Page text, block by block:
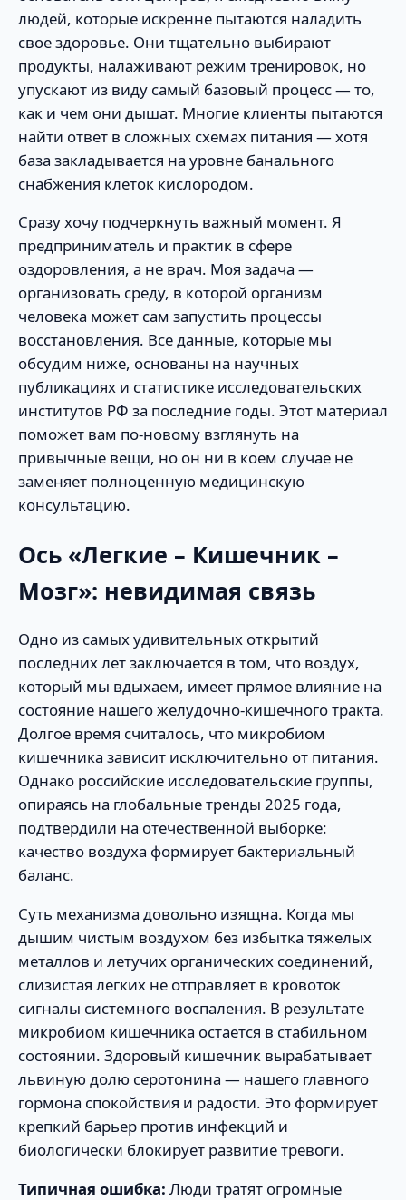
людей, которые искренне пытаются наладить
свое здоровье. Они тщательно выбирают
продукты, налаживают режим тренировок, но
упускают из виду самый базовый процесс — то,
как и чем они дышат. Многие клиенты пытаются
найти ответ в сложных схемах питания — хотя
база закладывается на уровне банального
снабжения клеток кислородом.
Сразу хочу подчеркнуть важный момент. Я
предприниматель и практик в сфере
оздоровления, а не врач. Моя задача —
организовать среду, в которой организм
человека может сам запустить процессы
восстановления. Все данные, которые мы
обсудим ниже, основаны на научных
публикациях и статистике исследовательских
институтов РФ за последние годы. Этот материал
поможет вам по-новому взглянуть на
привычные вещи, но он ни в коем случае не
заменяет полноценную медицинскую
консультацию.
Ось «Легкие – Кишечник –
Мозг»: невидимая связь
Одно из самых удивительных открытий
последних лет заключается в том, что воздух,
который мы вдыхаем, имеет прямое влияние на
состояние нашего желудочно-кишечного тракта.
Долгое время считалось, что микробиом
кишечника зависит исключительно от питания.
Однако российские исследовательские группы,
опираясь на глобальные тренды 2025 года,
подтвердили на отечественной выборке:
качество воздуха формирует бактериальный
баланс.
Суть механизма довольно изящна. Когда мы
дышим чистым воздухом без избытка тяжелых
металлов и летучих органических соединений,
слизистая легких не отправляет в кровоток
сигналы системного воспаления. В результате
микробиом кишечника остается в стабильном
состоянии. Здоровый кишечник вырабатывает
львиную долю серотонина — нашего главного
гормона спокойствия и радости. Это формирует
крепкий барьер против инфекций и
биологически блокирует развитие тревоги.
Типичная ошибка: Люди тратят огромные